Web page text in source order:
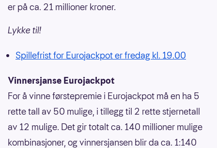
er på ca. 21 millioner kroner.
Lykke til!
Spillefrist for Eurojackpot er fredag kl. 19.00
Vinnersjanse Eurojackpot
For å vinne førstepremie i Eurojackpot må en ha 5
rette tall av 50 mulige, i tillegg til 2 rette stjernetall
av 12 mulige. Det gir totalt ca. 140 millioner mulige
kombinasjoner, og vinnersjansen blir da ca. 1:140